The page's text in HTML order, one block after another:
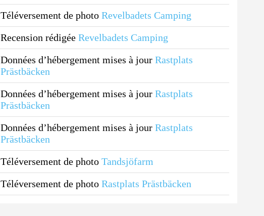
Téléversement de photo Revelbadets Camping
Recension rédigée Revelbadets Camping
Données d’hébergement mises à jour Rastplats
Prästbäcken
Données d’hébergement mises à jour Rastplats
Prästbäcken
Données d’hébergement mises à jour Rastplats
Prästbäcken
Téléversement de photo Tandsjöfarm
Téléversement de photo Rastplats Prästbäcken